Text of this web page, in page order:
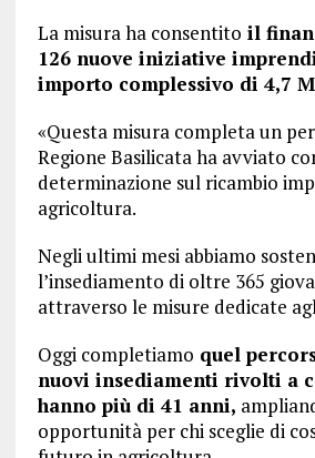
La misura ha consentito il
126 nuove iniziative
importo complessivo di 4,7
«Questa misura completa un
Regione Basilicata ha avviato
determinazione sul ricambio
agricoltura.
Negli ultimi mesi abbiamo
l’insediamento di oltre 365
attraverso le misure dedicate
Oggi completiamo quel
nuovi insediamenti rivolti a
hanno più di 41 anni,
opportunità per chi sceglie di